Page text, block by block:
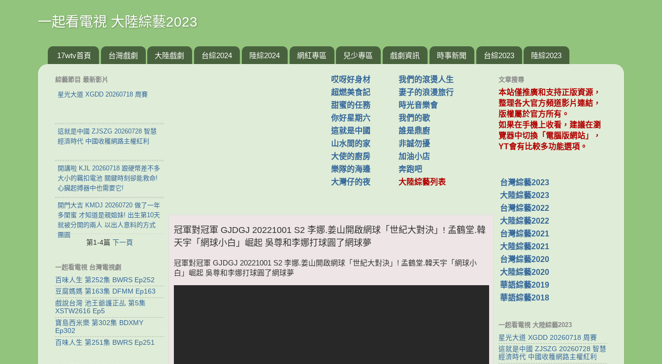
一起看電視 大陸綜藝2023
17wtv首頁 台灣戲劇 大陸戲劇 台綜2024 陸綜2024 網紅專區 兒少專區 戲劇資訊 時事新聞 台綜2023 陸綜2023
哎呀好身材
我們的滾燙人生
超燃美食記
妻子的浪漫旅行
甜蜜的任務
時光音樂會
你好星期六
我們的歌
這就是中國
誰是鼎廚
山水間的家
非誠勿擾
大使的廚房
加油小店
樂隊的海邊
奔跑吧
大灣仔的夜
大陸綜藝列表
冠軍對冠軍 GJDGJ 20221001 S2 李娜.姜山開啟網球「世紀大對決」! 孟鶴堂.韓
天宇「網球小白」崛起 吳尊和李娜打球圓了網球夢
冠軍對冠軍 GJDGJ 20221001 S2 李娜.姜山開啟網球「世紀大對決」! 孟鶴堂.韓天宇「網球小
白」崛起 吳尊和李娜打球圓了網球夢
綜藝節目 最新影片
星光大道 XGDD 20260718 周賽
這就是中國 ZJSZG 20260728 智慧
經濟時代 中國收穫網路主權紅利
開講啦 KJL 20260718 跟硬幣差不多
大小的羈扣電池 關鍵時刻卻能救命!
心臟起搏器中也需要它!
開門大吉 KMDJ 20260720 做了一年
多閨蜜 才知道是親姐妹! 出生第10天
就被分開的兩人 以出人意料的方式
團圓
第1-4篇 下一頁
一起看電視 台灣電視劇
百味人生 第252集 BWRS Ep252
豆腐媽媽 第163集 DFMM Ep163
戲說台灣 池王爺護正乩 第5集
XSTW2616 Ep5
寶島西米樂 第302集 BDXMY
Ep302
百味人生 第251集 BWRS Ep251
文章搜尋
本站僅推廣和支持正版資源，
整理各大官方頻道影片連結，
版權屬於官方所有。
如果在手機上收看，建議在瀏
覽器中切換「電腦版網站」，
YT會有比較多功能選項。
台灣綜藝2023
大陸綜藝2023
台灣綜藝2022
大陸綜藝2022
台灣綜藝2021
大陸綜藝2021
台灣綜藝2020
大陸綜藝2020
華語綜藝2019
華語綜藝2018
一起看電視 大陸綜藝2023
星光大道 XGDD 20260718 周賽
這就是中國 ZJSZG 20260728 智慧
經濟時代 中國收穫網路主權紅利